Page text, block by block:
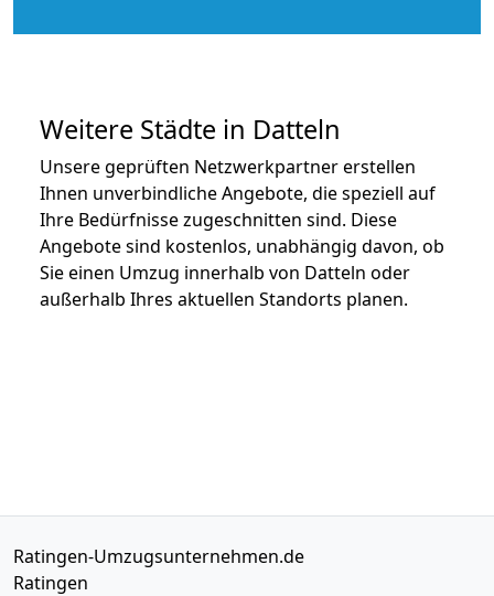
Weitere Städte in Datteln
Unsere geprüften Netzwerkpartner erstellen
Ihnen unverbindliche Angebote, die speziell auf
Ihre Bedürfnisse zugeschnitten sind. Diese
Angebote sind kostenlos, unabhängig davon, ob
Sie einen Umzug innerhalb von Datteln oder
außerhalb Ihres aktuellen Standorts planen.
Ratingen-Umzugsunternehmen.de
Ratingen